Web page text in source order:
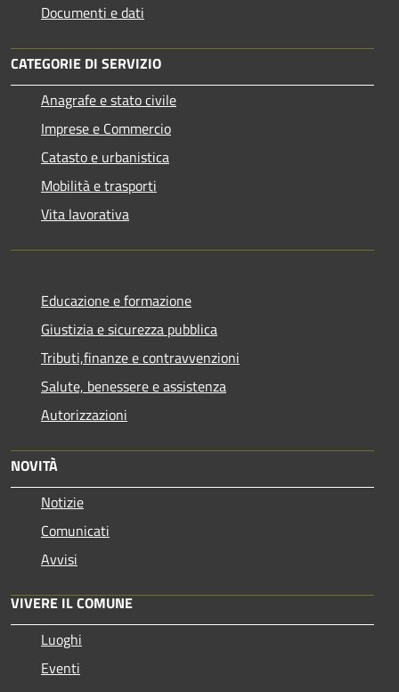
Documenti e dati
CATEGORIE DI SERVIZIO
Anagrafe e stato civile
Imprese e Commercio
Catasto e urbanistica
Mobilità e trasporti
Vita lavorativa
Educazione e formazione
Giustizia e sicurezza pubblica
Tributi,finanze e contravvenzioni
Salute, benessere e assistenza
Autorizzazioni
NOVITÀ
Notizie
Comunicati
Avvisi
VIVERE IL COMUNE
Luoghi
Eventi